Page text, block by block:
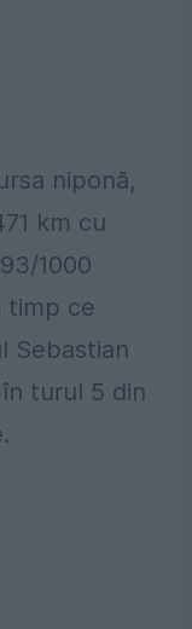
niponă,
km cu
1000
timp ce
Sebastian
turul 5 din